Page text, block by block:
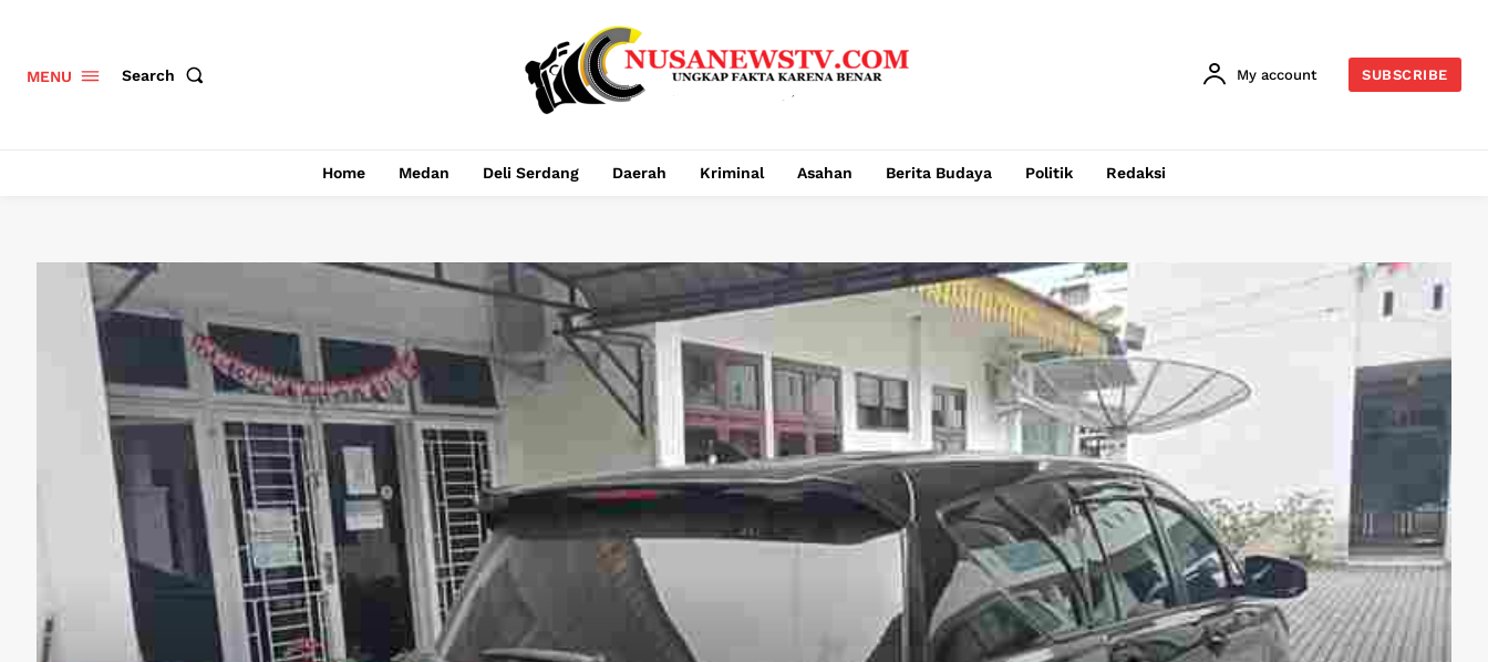
MENU Search My account SUBSCRIBE
Home Medan Deli Serdang Daerah Kriminal Asahan Berita Budaya Politik Redaksi